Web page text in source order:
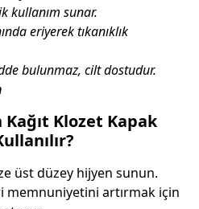
kullanım sunar.
eriyerek tıkanıklık
bulunmaz, cilt dostudur.
Klozet Kapak
üst düzey hijyen sunun.
memnuniyetini artırmak için